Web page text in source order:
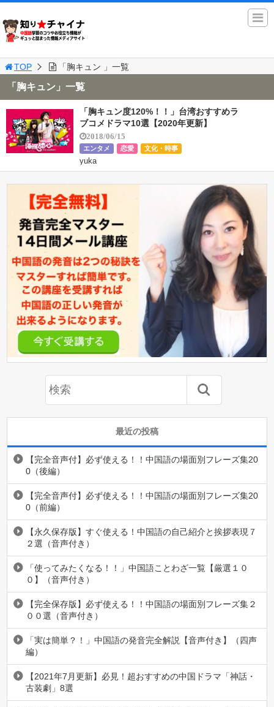
TOP 「胸キュン 」一覧
「胸キュン」一覧
「胸キュン度120%！！」台湾おすすめラ
ブコメドラマ10選【2020年更新】
2018/06/15
エンタメ 恋愛 文化・時事
yuka
最近の投稿
【完全音声付】必ず使える！！中国語の場面別フレーズ集20
0（後編）
【完全音声付】必ず使える！！中国語の場面別フレーズ集20
0（前編）
【永久保存版】すぐ使える！中国語の自己紹介と挨拶表現７
２選（音声付き）
「使ってみたくなる！！」中国語ことわざ一覧【厳選１０
０】（音声付き）
【完全保存版】必ず使える！！中国語の場面別フレーズ集２
００選（音声付き）
「実は簡単？！」中国語の発音完全解説【音声付き】（四声
編）
【2021年7月更新】必見！超おすすめの中国ドラマ「神話・
古装劇」8選